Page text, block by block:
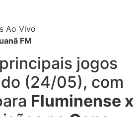
FM
jogos
(24/05), com
Fluminense x